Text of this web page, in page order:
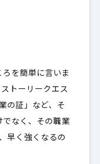
を簡単に言いま
トーリークエス
の証」など、そ
なく、 その職業
早く強くなるの